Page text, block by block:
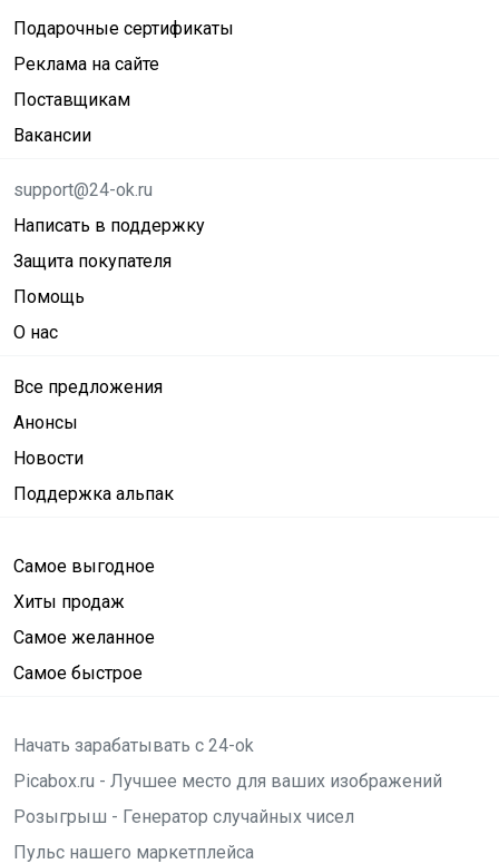
Подарочные сертификаты
Реклама на сайте
Поставщикам
Вакансии
support@24-ok.ru
Написать в поддержку
Защита покупателя
Помощь
О нас
Все предложения
Анонсы
Новости
Поддержка альпак
Самое выгодное
Хиты продаж
Самое желанное
Самое быстрое
Начать зарабатывать с 24-ok
Picabox.ru - Лучшее место для ваших изображений
Розыгрыш - Генератор случайных чисел
Пульс нашего маркетплейса